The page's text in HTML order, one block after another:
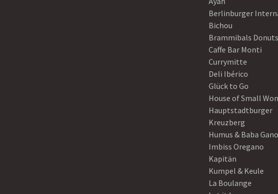
Berlinburger
Bichou
Brammibals Donuts
Caffe Bar Monti
Currymitte
Deli Ibérico
Glück to Go
House of Small
Hauptstadtburger
Kreuzberg
Humus & Baba
Imbiss Oregano
Kapitän
Kumpel & Keule
La Boulange